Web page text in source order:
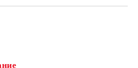
в рамките на работния ден.